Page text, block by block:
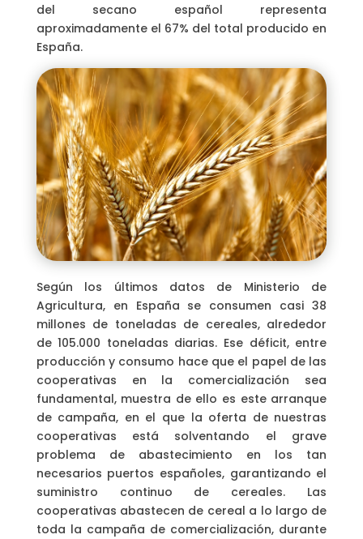
del secano español representa
aproximadamente el 67% del total producido en
España.
Según los últimos datos de Ministerio de
Agricultura, en España se consumen casi 38
millones de toneladas de cereales, alrededor
de 105.000 toneladas diarias. Ese déficit, entre
producción y consumo hace que el papel de las
cooperativas en la comercialización sea
fundamental, muestra de ello es este arranque
de campaña, en el que la oferta de nuestras
cooperativas está solventando el grave
problema de abastecimiento en los tan
necesarios puertos españoles, garantizando el
suministro continuo de cereales. Las
cooperativas abastecen de cereal a lo largo de
toda la campaña de comercialización, durante